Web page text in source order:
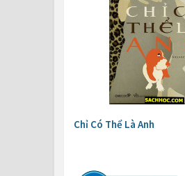
Chỉ Có Thể Là Anh